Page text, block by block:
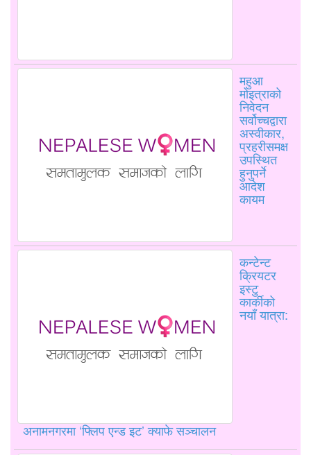
महुआ
मोइत्राको
निवेदन
सर्वोच्चद्वारा
अस्वीकार,
प्रहरीसमक्ष
उपस्थित
हुनुपर्ने
आदेश
कायम
कन्टेन्ट
क्रियटर
इस्टु
कार्कीको
नयाँ यात्रा:
अनामनगरमा ‘फ्लिप एन्ड इट’ क्याफे सञ्चालन